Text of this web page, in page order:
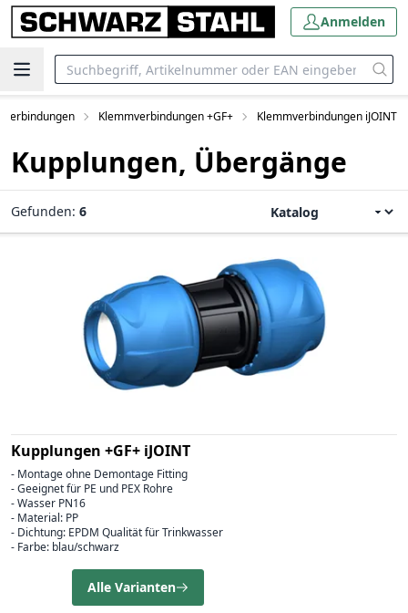
Anmelden
Klemmverbindungen +GF+ Klemmverbindungen iJOINT
Kupplungen, Übergänge
Gefunden: 6
Kupplungen +GF+ iJOINT
- Montage ohne Demontage Fitting
- Geeignet für PE und PEX Rohre
- Wasser PN16
- Material: PP
- Dichtung: EPDM Qualität für Trinkwasser
- Farbe: blau/schwarz
Alle Varianten